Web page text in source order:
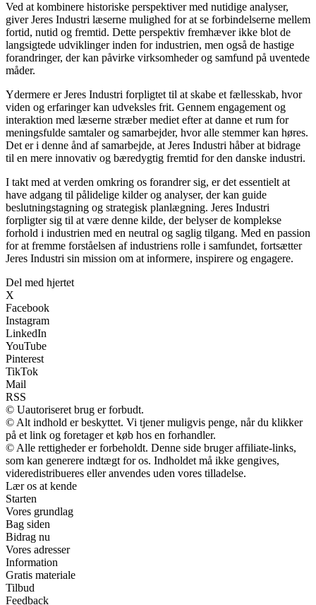
Ved at kombinere historiske perspektiver med nutidige analyser,
giver Jeres Industri læserne mulighed for at se forbindelserne mellem
fortid, nutid og fremtid. Dette perspektiv fremhæver ikke blot de
langsigtede udviklinger inden for industrien, men også de hastige
forandringer, der kan påvirke virksomheder og samfund på uventede
måder.
Ydermere er Jeres Industri forpligtet til at skabe et fællesskab, hvor
viden og erfaringer kan udveksles frit. Gennem engagement og
interaktion med læserne stræber mediet efter at danne et rum for
meningsfulde samtaler og samarbejder, hvor alle stemmer kan høres.
Det er i denne ånd af samarbejde, at Jeres Industri håber at bidrage
til en mere innovativ og bæredygtig fremtid for den danske industri.
I takt med at verden omkring os forandrer sig, er det essentielt at
have adgang til pålidelige kilder og analyser, der kan guide
beslutningstagning og strategisk planlægning. Jeres Industri
forpligter sig til at være denne kilde, der belyser de komplekse
forhold i industrien med en neutral og saglig tilgang. Med en passion
for at fremme forståelsen af industriens rolle i samfundet, fortsætter
Jeres Industri sin mission om at informere, inspirere og engagere.
Del med hjertet
X
Facebook
Instagram
LinkedIn
YouTube
Pinterest
TikTok
Mail
RSS
© Uautoriseret brug er forbudt.
© Alt indhold er beskyttet. Vi tjener muligvis penge, når du klikker
på et link og foretager et køb hos en forhandler.
© Alle rettigheder er forbeholdt. Denne side bruger affiliate-links,
som kan generere indtægt for os. Indholdet må ikke gengives,
videredistribueres eller anvendes uden vores tilladelse.
Lær os at kende
Starten
Vores grundlag
Bag siden
Bidrag nu
Vores adresser
Information
Gratis materiale
Tilbud
Feedback